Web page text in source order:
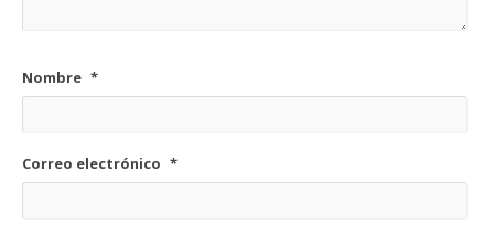
Nombre *
Correo electrónico *